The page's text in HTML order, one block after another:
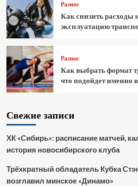
Разное
Как снизить расходы
эксплуатацию
Разное
Как выбрать формат
что подойдет именно
Свежие записи
ХК «Сибирь»: расписание матчей,
история новосибирского клуба
Трёхкратный обладатель Кубка
возглавил минское «Динамо»